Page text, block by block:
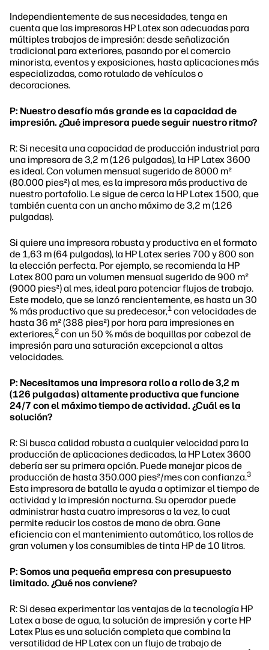
Independientemente de sus necesidades, tenga en
cuenta que las impresoras HP Latex son adecuadas para
múltiples trabajos de impresión: desde señalización
tradicional para exteriores, pasando por el comercio
minorista, eventos y exposiciones, hasta aplicaciones más
especializadas, como rotulado de vehículos o
decoraciones.
P: Nuestro desafío más grande es la capacidad de
impresión. ¿Qué impresora puede seguir nuestro ritmo?
R: Si necesita una capacidad de producción industrial para
una impresora de 3,2 m (126 pulgadas), la HP Latex 3600
es ideal. Con volumen mensual sugerido de 8000 m²
(80.000 pies²) al mes, es la impresora más productiva de
nuestro portafolio. Le sigue de cerca la HP Latex 1500, que
también cuenta con un ancho máximo de 3,2 m (126
pulgadas).
Si quiere una impresora robusta y productiva en el formato
de 1,63 m (64 pulgadas), la HP Latex series 700 y 800 son
la elección perfecta. Por ejemplo, se recomienda la HP
Latex 800 para un volumen mensual sugerido de 900 m²
(9000 pies²) al mes, ideal para potenciar flujos de trabajo.
Este modelo, que se lanzó rencientemente, es hasta un 30
% más productivo que su predecesor,1 con velocidades de
hasta 36 m² (388 pies²) por hora para impresiones en
exteriores,2 con un 50 % más de boquillas por cabezal de
impresión para una saturación excepcional a altas
velocidades.
P: Necesitamos una impresora rollo a rollo de 3,2 m
(126 pulgadas) altamente productiva que funcione
24/7 con el máximo tiempo de actividad. ¿Cuál es la
solución?
R: Si busca calidad robusta a cualquier velocidad para la
producción de aplicaciones dedicadas, la HP Latex 3600
debería ser su primera opción. Puede manejar picos de
producción de hasta 350.000 pies²/mes con confianza.3
Esta impresora de batalla le ayuda a optimizar el tiempo de
actividad y la impresión nocturna. Su operador puede
administrar hasta cuatro impresoras a la vez, lo cual
permite reducir los costos de mano de obra. Gane
eficiencia con el mantenimiento automático, los rollos de
gran volumen y los consumibles de tinta HP de 10 litros.
P: Somos una pequeña empresa con presupuesto
limitado. ¿Qué nos conviene?
R: Si desea experimentar las ventajas de la tecnología HP
Latex a base de agua, la solución de impresión y corte HP
Latex Plus es una solución completa que combina la
versatilidad de HP Latex con un flujo de trabajo de